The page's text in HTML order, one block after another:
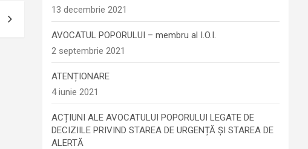
13 decembrie 2021
AVOCATUL POPORULUI – membru al I.O.I.
2 septembrie 2021
ATENȚIONARE
4 iunie 2021
ACȚIUNI ALE AVOCATULUI POPORULUI LEGATE DE
DECIZIILE PRIVIND STAREA DE URGENȚĂ ȘI STAREA DE
ALERTĂ